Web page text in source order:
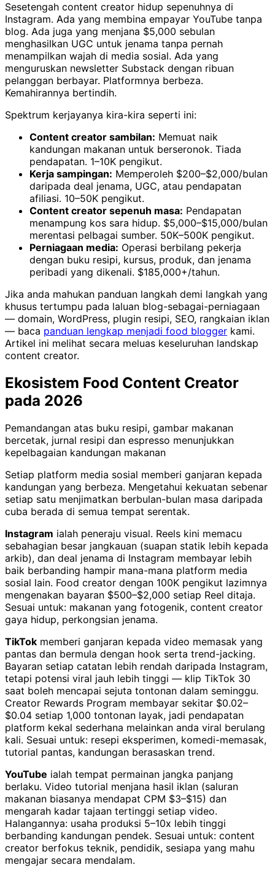
Sesetengah content creator hidup sepenuhnya di
Instagram. Ada yang membina empayar YouTube tanpa
blog. Ada juga yang menjana $5,000 sebulan
menghasilkan UGC untuk jenama tanpa pernah
menampilkan wajah di media sosial. Ada yang
menguruskan newsletter Substack dengan ribuan
pelanggan berbayar. Platformnya berbeza.
Kemahirannya bertindih.
Spektrum kerjayanya kira-kira seperti ini:
Content creator sambilan: Memuat naik
kandungan makanan untuk berseronok. Tiada
pendapatan. 1–10K pengikut.
Kerja sampingan: Memperoleh $200–$2,000/bulan
daripada deal jenama, UGC, atau pendapatan
afiliasi. 10–50K pengikut.
Content creator sepenuh masa: Pendapatan
menampung kos sara hidup. $5,000–$15,000/bulan
merentasi pelbagai sumber. 50K–500K pengikut.
Perniagaan media: Operasi berbilang pekerja
dengan buku resipi, kursus, produk, dan jenama
peribadi yang dikenali. $185,000+/tahun.
Jika anda mahukan panduan langkah demi langkah yang
khusus tertumpu pada laluan blog-sebagai-perniagaan
— domain, WordPress, plugin resipi, SEO, rangkaian iklan
— baca panduan lengkap menjadi food blogger kami.
Artikel ini melihat secara meluas keseluruhan landskap
content creator.
Ekosistem Food Content Creator
pada 2026
Pemandangan atas buku resipi, gambar makanan
bercetak, jurnal resipi dan espresso menunjukkan
kepelbagaian kandungan makanan
Setiap platform media sosial memberi ganjaran kepada
kandungan yang berbeza. Mengetahui kekuatan sebenar
setiap satu menjimatkan berbulan-bulan masa daripada
cuba berada di semua tempat serentak.
Instagram ialah peneraju visual. Reels kini memacu
sebahagian besar jangkauan (suapan statik lebih kepada
arkib), dan deal jenama di Instagram membayar lebih
baik berbanding hampir mana-mana platform media
sosial lain. Food creator dengan 100K pengikut lazimnya
mengenakan bayaran $500–$2,000 setiap Reel ditaja.
Sesuai untuk: makanan yang fotogenik, content creator
gaya hidup, perkongsian jenama.
TikTok memberi ganjaran kepada video memasak yang
pantas dan bermula dengan hook serta trend-jacking.
Bayaran setiap catatan lebih rendah daripada Instagram,
tetapi potensi viral jauh lebih tinggi — klip TikTok 30
saat boleh mencapai sejuta tontonan dalam seminggu.
Creator Rewards Program membayar sekitar $0.02–
$0.04 setiap 1,000 tontonan layak, jadi pendapatan
platform kekal sederhana melainkan anda viral berulang
kali. Sesuai untuk: resepi eksperimen, komedi-memasak,
tutorial pantas, kandungan berasaskan trend.
YouTube ialah tempat permainan jangka panjang
berlaku. Video tutorial menjana hasil iklan (saluran
makanan biasanya mendapat CPM $3–$15) dan
mengarah kadar tajaan tertinggi setiap video.
Halangannya: usaha produksi 5–10x lebih tinggi
berbanding kandungan pendek. Sesuai untuk: content
creator berfokus teknik, pendidik, sesiapa yang mahu
mengajar secara mendalam.